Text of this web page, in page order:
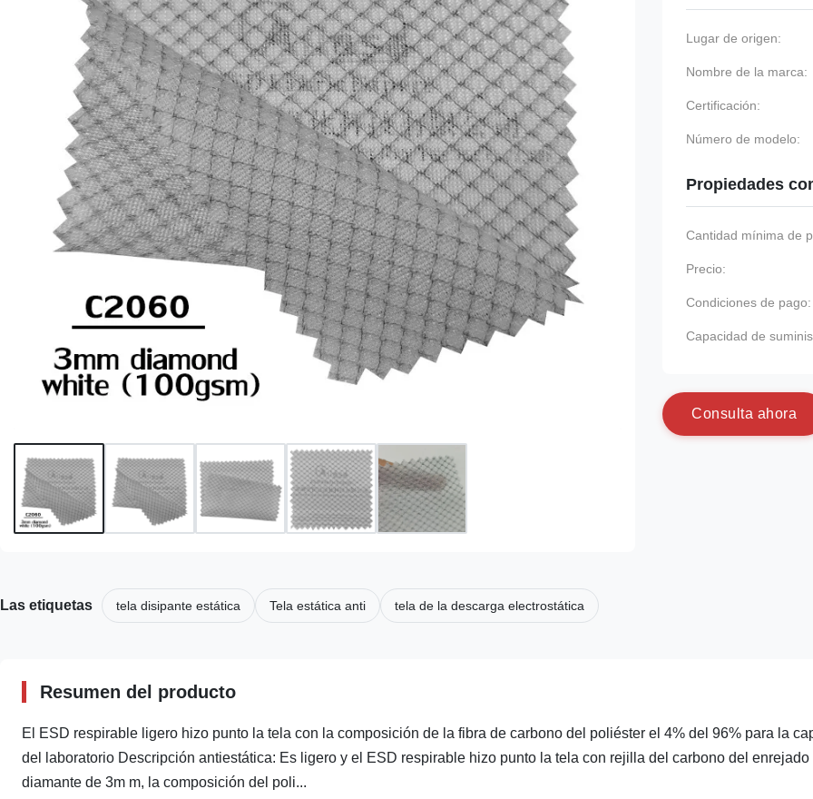
Lugar de origen:
Nombre de la marca:
Certificación:
Número de modelo:
Propiedades
Cantidad mínima de
Precio:
Condiciones de pago:
Capacidad de
Consu ta ahora
Las etiquetas tela disipante estática Tela estática anti tela de la descarga electrostática
Resumen del producto
El ESD respirable ligero hizo punto la tela con la composición de la fibra de carbono del poliéster el 4% del 96% para la
del laboratorio Descripción antiestática: Es ligero y el ESD respirable hizo punto la tela con rejilla del carbono del enrejado
diamante de 3m m, la composición del poli...